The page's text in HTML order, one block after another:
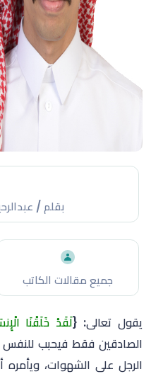
بقلم /
جميع مقالات الكاتب
يقول تعالى: {لَقَدْ خَلَقْنَا
الصادقين فقط فيحبب للنفس
الرجل على الشهوات، ويأمره